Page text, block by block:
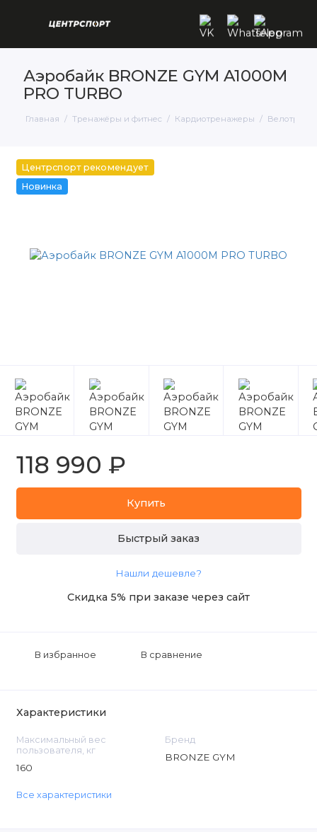
Аэробайк BRONZE GYM A1000M
PRO TURBO
Главная Тренажёры и фитнес Кардиотренажеры
Новинка
Центрспорт рекомендует
118 990 ₽
Купить
Быстрый заказ
Нашли дешевле?
Скидка 5% при заказе через сайт
В избранное В сравнение
Характеристики
Максимальный вес
пользователя, кг
160
Бренд
BRONZE GYM
Все характеристики